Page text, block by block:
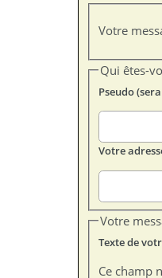
Votre
Qui êtes-
Pseudo
Votre
Votre
Ce champ